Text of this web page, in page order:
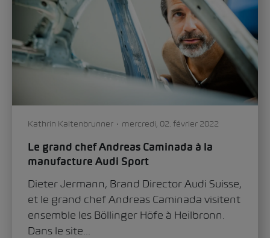
Kathrin Kaltenbrunner mercredi, 02. février 2022
Le grand chef Andreas Caminada à la
manufacture Audi Sport
Dieter Jermann, Brand Director Audi Suisse,
et le grand chef Andreas Caminada visitent
ensemble les Böllinger Höfe à Heilbronn.
Dans le site...